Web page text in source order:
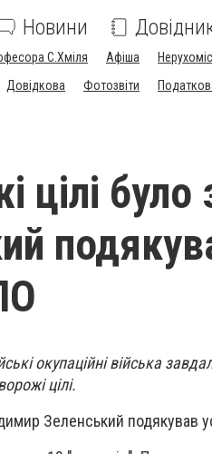
Новини
С.Хміля Афіша
Довідкова Фотозвіти
цілі було
окупаційні війська
цілі.
Зеленський подякував